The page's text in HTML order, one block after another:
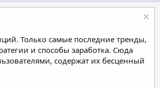
Только самые последние тренды,
и способы заработка. Сюда
содержат их бесценный